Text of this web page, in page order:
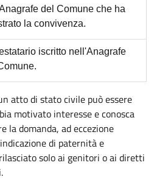
del Comune che ha
la convivenza.
iscritto nell'Anagrafe
atto di stato civile può essere
motivato interesse e conosca
la domanda, ad eccezione
di paternità e
solo ai genitori o ai diretti